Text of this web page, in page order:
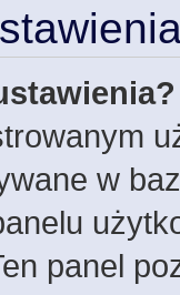
w
panel